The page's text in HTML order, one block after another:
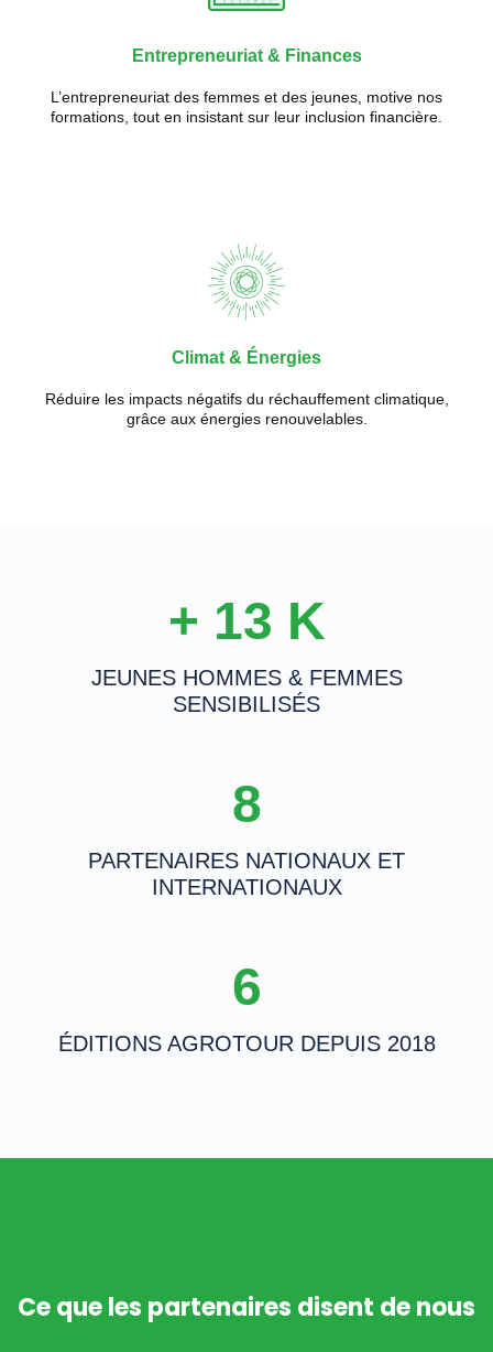
Entrepreneuriat & Finances
L’entrepreneuriat des femmes et des jeunes, motive nos
formations, tout en insistant sur leur inclusion financière.
Climat & Énergies
Réduire les impacts négatifs du réchauffement climatique,
grâce aux énergies renouvelables.
+ 16 K
JEUNES HOMMES & FEMMES
SENSIBILISÉS
10
PARTENAIRES NATIONAUX ET
INTERNATIONAUX
7
ÉDITIONS AGROTOUR DEPUIS 2018
Ce que les partenaires disent de nous